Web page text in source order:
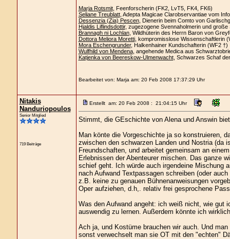
Marja Rotsmit, Feenforscherin (FK2, LvT5, FK4, FK6)
Seliane Treublatt, Adepta Magicae Clarobservantiae vom
Dessenzia (Zia) Pescen, Dienerin beim Comto von
Hjaldis Liflindsdottir, zugezogene Svennaholmerin und
Brannagh ni Lochlan, Wildhüterin des Herrn Baron von
Dottora Meliora Moretti, kompromisslose Wissenschaftlerin
Mora Eschengrunder, Halkenhainer Kundschafterin (WF2 †)
Wulfhild von Mendena, angehende Medica aus
Katjenka von Beereskow-Ulmenwacht, Schwarzes Schaf
Bearbeitet von: Marja am: 20 Feb 2008 17:37:29 Uhr
Nitakis
Nanduriopoulos
Senior Mitglied
719 Beiträge
Erstellt am: 20 Feb 2008 : 21:04:15 Uhr
Stimmt, die GEschichte von Alena und Answin
Man könte die Vorgeschichte ja so konstruieren,
zwischen den schwarzen Landen und Nostria (da
Freundschaften, und arbeitet gemeinsam an
Erlebnissen der Abenteurer mischen. Das ganze
schief geht. Ich würde auch irgendeine Mischung
nach Aufwand Textpassagen schreiben (oder
z.B. keine zu genauen Bühnenanweisungen
Oper aufziehen, d.h,. relativ frei gesprochene
Was den Aufwand angeht: ich weiß nicht, wie gut
auswendig zu lernen. Außerdem könnte ich
Ach ja, und Kostüme brauchen wir auch. Und
sonst verwechselt man sie OT mit den "echten"